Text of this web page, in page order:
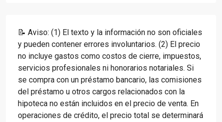
📝 Aviso: (1) El texto y la información no son oficiales
y pueden contener errores involuntarios. (2) El precio
no incluye gastos como costos de cierre, impuestos,
servicios profesionales ni honorarios notariales. Si
se compra con un préstamo bancario, las comisiones
del préstamo u otros cargos relacionados con la
hipoteca no están incluidos en el precio de venta. En
operaciones de crédito, el precio total se determinará